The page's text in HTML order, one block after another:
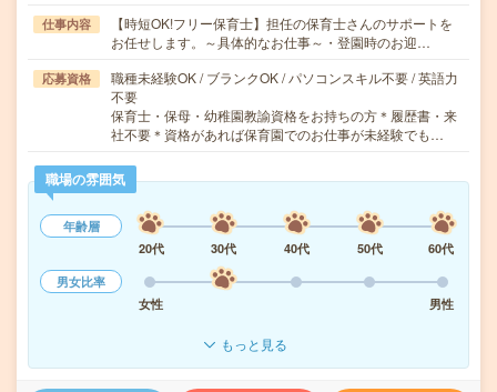
仕事内容
【時短OK!フリー保育士】担任の保育士さんのサポートを
お任せします。～具体的なお仕事～・登園時のお迎…
応募資格
職種未経験OK / ブランクOK / パソコンスキル不要 / 英語力
不要
保育士・保母・幼稚園教諭資格をお持ちの方＊履歴書・来
社不要＊資格があれば保育園でのお仕事が未経験でも…
職場の雰囲気
年齢層
20代
30代 40代 50代
60代
男女比率
女性
男性
もっと見る